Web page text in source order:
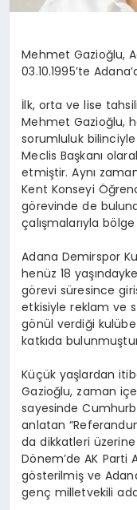
Mehmet Gazioğlu,
03.10.1995’te
İlk, orta ve lise
Mehmet Gazioğlu,
sorumluluk
Meclis Başkanı
etmiştir. Aynı
Kent Konseyi
görevinde de
çalışmalarıyla
Adana Demirspor
henüz 18
görevi süresince
etkisiyle reklam ve
gönül verdiği
katkıda
Küçük yaşlardan
Gazioğlu, zaman
sayesinde
anlatan
da dikkatleri üzerine
Dönem’de AK Parti
gösterilmiş ve
genç milletvekili